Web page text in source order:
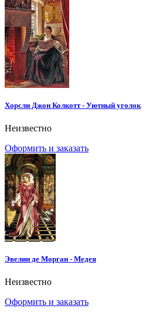
Хорсли Джон Колкотт - Уютный уголок
Неизвестно
Оформить и заказать
Эвелин де Морган - Медея
Неизвестно
Оформить и заказать